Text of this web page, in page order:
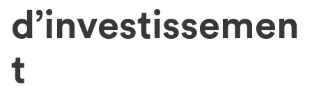
d’investissemen
t